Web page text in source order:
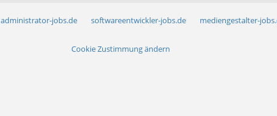
administrator-jobs.de softwareentwickler-jobs.de mediengestalter-
Cookie Zustimmung ändern